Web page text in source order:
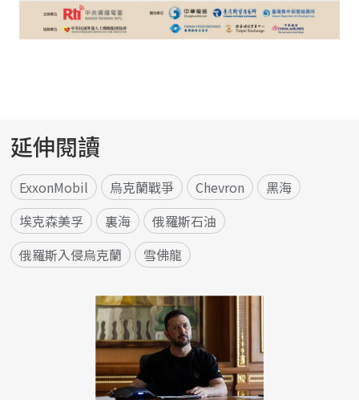
延伸閱讀
ExxonMobil 烏克蘭戰爭 Chevron
黑海
埃克森美孚
裏海
俄羅斯石油
俄羅斯入侵烏克蘭
雪佛龍